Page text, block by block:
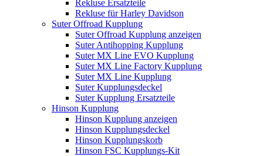
Rekluse Ersatzteile
Rekluse für Harley Davidson
Suter Offroad Kupplung
Suter Offroad Kupplung anzeigen
Suter Antihopping Kupplung
Suter MX Line EVO Kupplung
Suter MX Line Factory Kupplung
Suter MX Line Kupplung
Suter Kupplungsdeckel
Suter Kupplung Ersatzteile
Hinson Kupplung
Hinson Kupplung anzeigen
Hinson Kupplungsdeckel
Hinson Kupplungskorb
Hinson FSC Kupplungs-Kit